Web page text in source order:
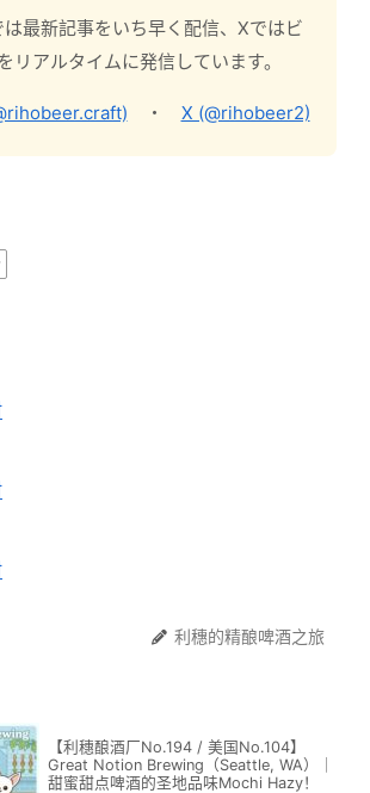
最新記事をいち早く配信、Xではビ
リアルタイムに発信しています。
・ X (@rihobeer2)
利穗的精酿啤酒之旅
【利穗酿酒厂No.194 / 美国No.104】
Great Notion Brewing（Seattle, WA）｜
甜蜜甜点啤酒的圣地品味Mochi Hazy！